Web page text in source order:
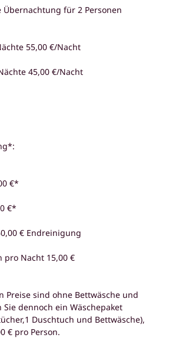
für 2 Personen
55,00 €/Nacht
45,00 €/Nacht
€*
€*
€ Endreinigung
pro Nacht 15,00 €
Preise sind ohne Bettwäsche und
Sie dennoch ein Wäschepaket
Duschtuch und Bettwäsche),
€ pro Person.